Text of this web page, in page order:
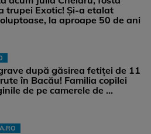
trupei Exotic! Și-a etalat
la aproape 50 de ani
după găsirea fetiței de 11
în Bacău! Familia copilei
de pe camerele de ...